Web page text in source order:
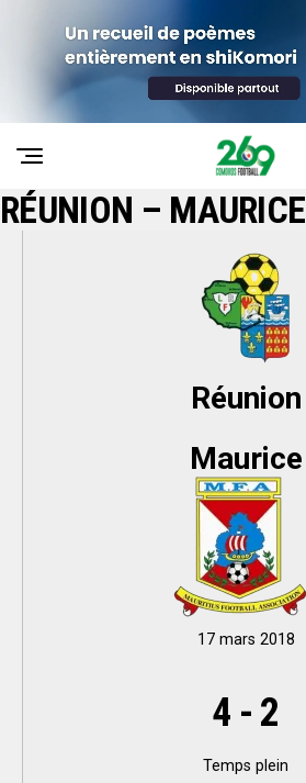
RÉUNION – MAURICE
Réunion
Maurice
17 mars 2018
4 - 2
Temps plein